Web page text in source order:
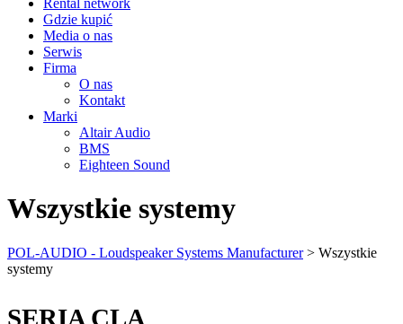
Rental network
Gdzie kupić
Media o nas
Serwis
Firma
O nas
Kontakt
Marki
Altair Audio
BMS
Eighteen Sound
Wszystkie systemy
POL-AUDIO - Loudspeaker Systems Manufacturer> Wszystkie
systemy
SERIA CLA